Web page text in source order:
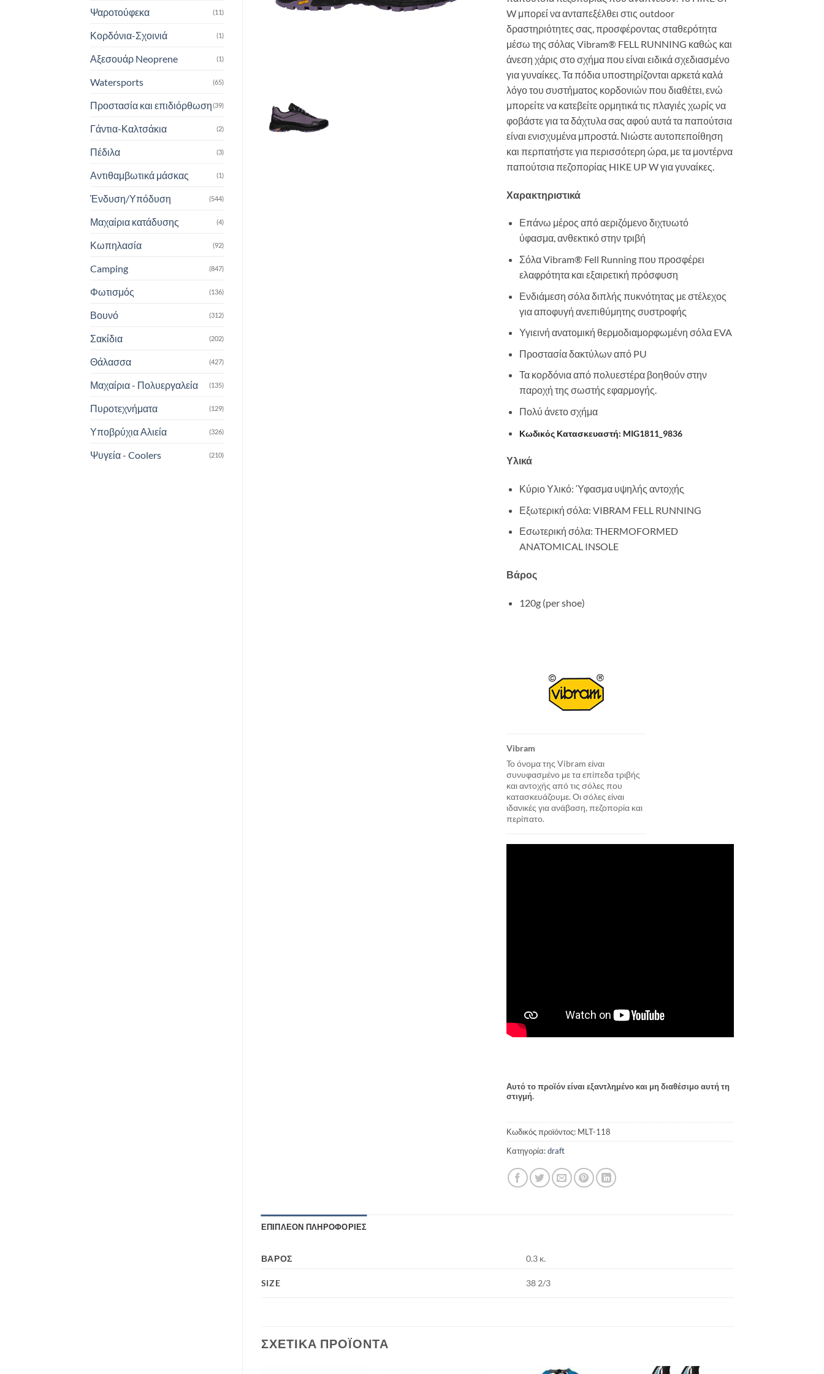
Ψαροτούφεκα (11)
Κορδόνια-Σχοινιά (1)
Αξεσουάρ Neoprene (1)
Watersports (65)
Προστασία και επιδιόρθωση(39)
Γάντια-Καλτσάκια (2)
Πέδιλα (3)
Αντιθαμβωτικά μάσκας (1)
Ένδυση/Υπόδυση (544)
Μαχαίρια κατάδυσης (4)
Κωπηλασία (92)
Camping (847)
Φωτισμός (136)
Βουνό (312)
Σακίδια (202)
Θάλασσα (427)
Μαχαίρια - Πολυεργαλεία (135)
Πυροτεχνήματα (129)
Υποβρύχια Αλιεία (326)
Ψυγεία - Coolers (210)
W μπορεί να ανταπεξέλθει στις outdoor
δραστηριότητες σας, προσφέροντας σταθερότητα
μέσω της σόλας Vibram® FELL RUNNING καθώς και
άνεση χάρις στο σχήμα που είναι ειδικά σχεδιασμένο
για γυναίκες. Τα πόδια υποστηρίζονται αρκετά καλά
λόγο του συστήματος κορδονιών που διαθέτει, ενώ
μπορείτε να κατεβείτε ορμητικά τις πλαγιές χωρίς να
φοβάστε για τα δάχτυλα σας αφού αυτά τα παπούτσια
είναι ενισχυμένα μπροστά. Νιώστε αυτοπεποίθηση
και περπατήστε για περισσότερη ώρα, με τα μοντέρνα
παπούτσια πεζοπορίας HIKE UP W για γυναίκες.
Χαρακτηριστικά
Επάνω μέρος από αεριζόμενο διχτυωτό
ύφασμα, ανθεκτικό στην τριβή
Σόλα Vibram® Fell Running που προσφέρει
ελαφρότητα και εξαιρετική πρόσφυση
Ενδιάμεση σόλα διπλής πυκνότητας με στέλεχος
για αποφυγή ανεπιθύμητης συστροφής
Υγιεινή ανατομική θερμοδιαμορφωμένη σόλα EVA
Προστασία δακτύλων από PU
Τα κορδόνια από πολυεστέρα βοηθούν στην
παροχή της σωστής εφαρμογής.
Πολύ άνετο σχήμα
Κωδικός Κατασκευαστή: MIG1811_9836
Υλικά
Κύριο Υλικό: Ύφασμα υψηλής αντοχής
Εξωτερική σόλα: VIBRAM FELL RUNNING
Εσωτερική σόλα: THERMOFORMED
ANATOMICAL INSOLE
Βάρος
120g (per shoe)
Vibram
To όνομα της Vibram είναι
συνυφασμένο με τα επίπεδα τριβής
και αντοχής από τις σόλες που
κατασκευάζουμε. Οι σόλες είναι
ιδανικές για ανάβαση, πεζοπορία και
περίπατο.
Αυτό το προϊόν είναι εξαντλημένο και μη διαθέσιμο αυτή τη
στιγμή.
Κωδικός προϊόντος: MLT-118
Κατηγορία:draft
ΕΠΙΠΛΈΟΝ ΠΛΗΡΟΦΟΡΊΕΣ
ΒΆΡΟΣ 0.3 κ.
SIZE 38 2/3
ΣΧΕΤΙΚΆ ΠΡΟΪΌΝΤΑ